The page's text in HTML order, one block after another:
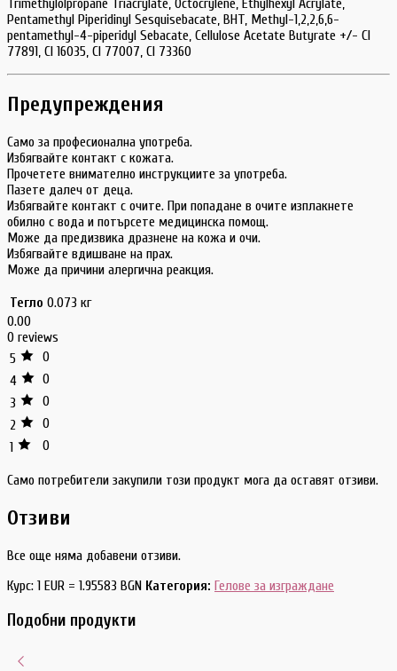
Pentamethyl Piperidinyl Sesquisebacate, BHT, Methyl-1,2,2,6,6-
pentamethyl-4-piperidyl Sebacate, Cellulose Acetate Butyrate +/- CI
77891, CI 16035, CI 77007, CI 73360
Предупреждения
Само за професионална употреба.
Избягвайте контакт с кожата.
Прочетете внимателно инструкциите за употреба.
Пазете далеч от деца.
Избягвайте контакт с очите. При попадане в очите изплакнете
обилно с вода и потърсете медицинска помощ.
Може да предизвика дразнене на кожа и очи.
Избягвайте вдишване на прах.
Може да причини алергична реакция.
Тегло 0.073 кг
0.00
0 reviews
5
0
4
0
3
0
2
0
1
0
Само потребители закупили този продукт мога да оставят отзиви.
Отзиви
Все още няма добавени отзиви.
Курс: 1 EUR = 1.95583 BGN Категория: Гелове за изграждане
Подобни продукти